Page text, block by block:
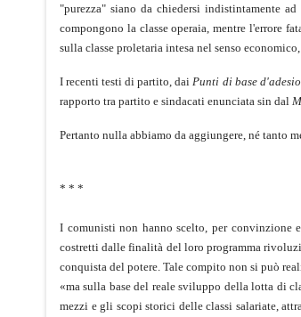
"purezza" siano da chiedersi indistintamente
compongono la classe operaia, mentre l'errore
sulla classe proletaria intesa nel senso
I recenti testi di partito, dai Punti di base
rapporto tra partito e sindacati enunciata sin dal
Pertanto nulla abbiamo da aggiungere, né tanto
* * *
I comunisti non hanno scelto, per convinzione
costretti dalle finalità del loro programma
conquista del potere. Tale compito non si può
«ma sulla base del reale sviluppo della lotta di
mezzi e gli scopi storici delle classi salariate,